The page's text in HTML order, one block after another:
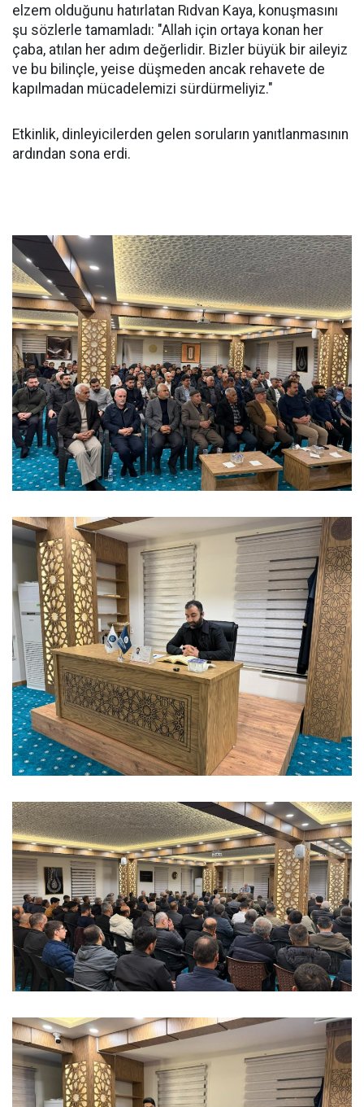
elzem olduğunu hatırlatan Rıdvan Kaya, konuşmasını
şu sözlerle tamamladı: "Allah için ortaya konan her
çaba, atılan her adım değerlidir. Bizler büyük bir aileyiz
ve bu bilinçle, yeise düşmeden ancak rehavete de
kapılmadan mücadelemizi sürdürmeliyiz."
Etkinlik, dinleyicilerden gelen soruların yanıtlanmasının
ardından sona erdi.